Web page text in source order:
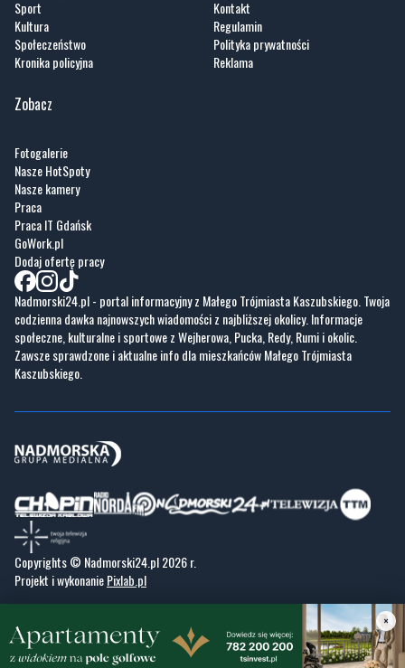
Sport
Kultura
Społeczeństwo
Kronika policyjna
Kontakt
Regulamin
Polityka prywatności
Reklama
Zobacz
Fotogalerie
Nasze HotSpoty
Nasze kamery
Praca
Praca IT Gdańsk
GoWork.pl
Dodaj ofertę pracy
Nadmorski24.pl - portal informacyjny z Małego Trójmiasta Kaszubskiego. Twoja
codzienna dawka najnowszych wiadomości z najbliższej okolicy. Informacje
społeczne, kulturalne i sportowe z Wejherowa, Pucka, Redy, Rumi i okolic.
Zawsze sprawdzone i aktualne info dla mieszkańców Małego Trójmiasta
Kaszubskiego.
Copyrights © Nadmorski24.pl 2026 r.
Projekt i wykonaniePixlab.pl
×